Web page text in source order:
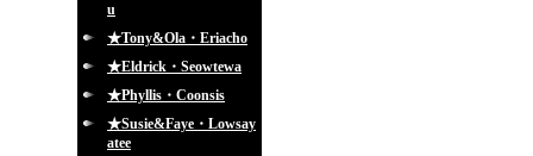
u
★Tony&Ola・Eriacho
★Eldrick・Seowtewa
★Phyllis・Coonsis
★Susie&Faye・Lowsay
atee